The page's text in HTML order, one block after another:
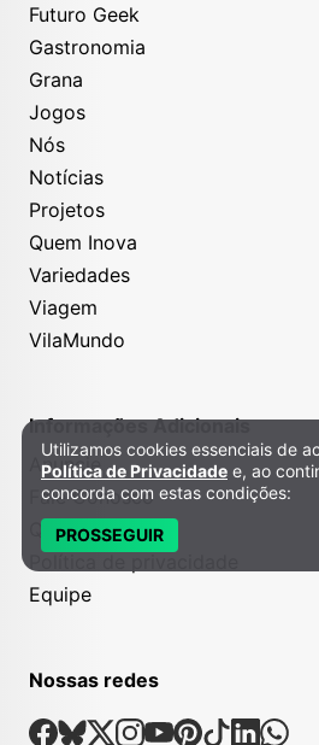
Futuro Geek
Gastronomia
Grana
Jogos
Nós
Notícias
Projetos
Quem Inova
Variedades
Viagem
VilaMundo
Informações Adicionais
Anuncie
Fale Conosco
Quem somos
Equipe
Nossas redes
Nossas Redes Sociais
Facebook
Bsky
X Instagram
Youtube
Pinterest
Tiktok
Política de Privacidade e Cookies
Utilizamos cookies essenciais de
Política de Privacidade e, ao
concorda com estas condições:
PROSSEGUIR